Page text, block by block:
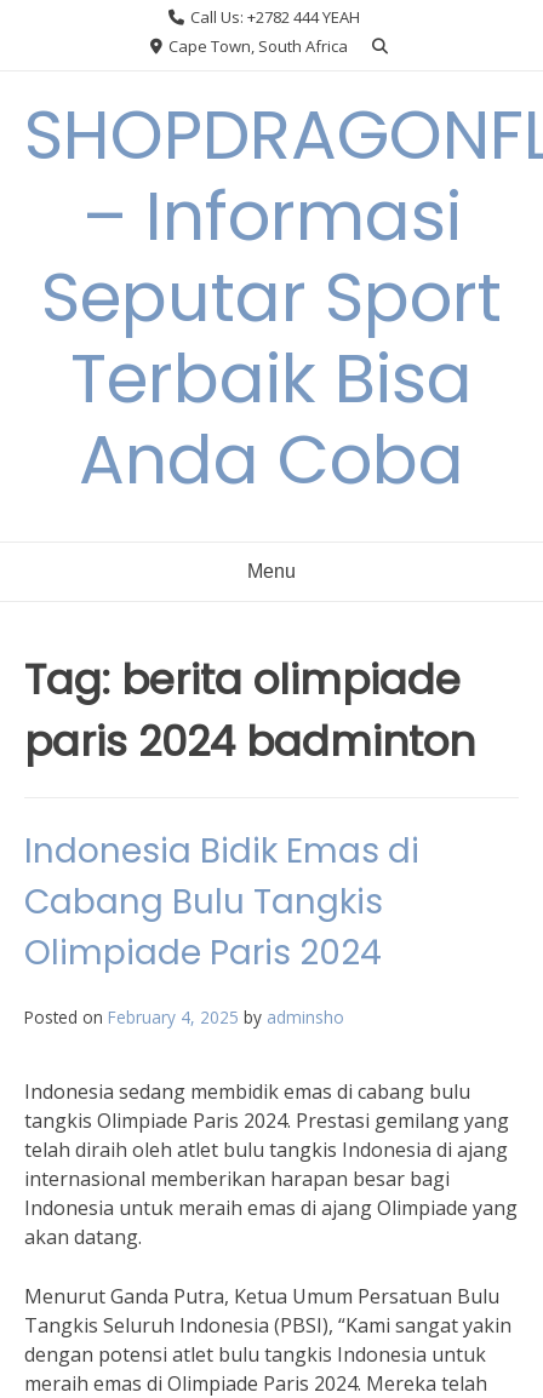
Call Us: +2782 444 YEAH
Cape Town, South Africa
– Informasi
Seputar Sport
Terbaik Bisa
Anda Coba
Menu
Tag: berita olimpiade
paris 2024 badminton
Indonesia Bidik Emas di
Cabang Bulu Tangkis
Olimpiade Paris 2024
Posted on February 4, 2025 by adminsho
Indonesia sedang membidik emas di cabang bulu
tangkis Olimpiade Paris 2024. Prestasi gemilang yang
telah diraih oleh atlet bulu tangkis Indonesia di ajang
internasional memberikan harapan besar bagi
Indonesia untuk meraih emas di ajang Olimpiade yang
akan datang.
Menurut Ganda Putra, Ketua Umum Persatuan Bulu
Tangkis Seluruh Indonesia (PBSI), “Kami sangat yakin
dengan potensi atlet bulu tangkis Indonesia untuk
meraih emas di Olimpiade Paris 2024. Mereka telah